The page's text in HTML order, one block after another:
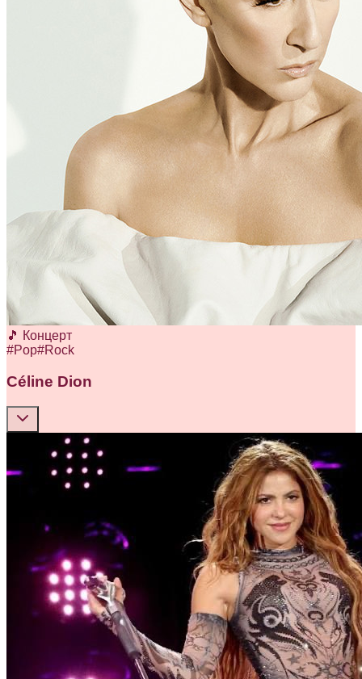
🎵 Концерт
#Pop#Rock
Céline Dion